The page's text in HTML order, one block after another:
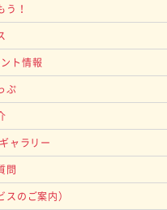
う！
ト情報
ぷ
ャラリー
問
スのご案内）